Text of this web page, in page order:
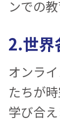
ンでの
2.世界
オンラ
たちが
学び合え